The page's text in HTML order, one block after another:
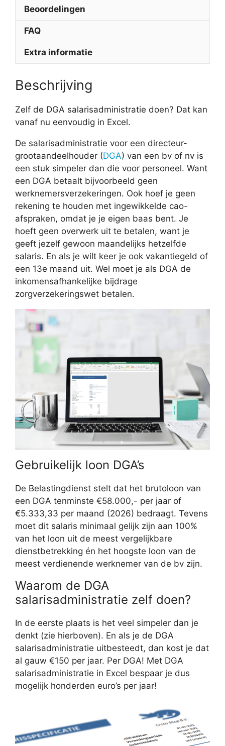
Beoordelingen
FAQ
Extra informatie
Beschrijving
Zelf de DGA salarisadministratie doen? Dat kan
vanaf nu eenvoudig in Excel.
De salarisadministratie voor een directeur-
grootaandeelhouder (DGA) van een bv of nv is
een stuk simpeler dan die voor personeel. Want
een DGA betaalt bijvoorbeeld geen
werknemersverzekeringen. Ook hoef je geen
rekening te houden met ingewikkelde cao-
afspraken, omdat je je eigen baas bent. Je
hoeft geen overwerk uit te betalen, want je
geeft jezelf gewoon maandelijks hetzelfde
salaris. En als je wilt keer je ook vakantiegeld of
een 13e maand uit. Wel moet je als DGA de
inkomensafhankelijke bijdrage
zorgverzekeringswet betalen.
Gebruikelijk loon DGA’s
De Belastingdienst stelt dat het brutoloon van
een DGA tenminste €58.000,- per jaar of
€5.333,33 per maand (2026) bedraagt. Tevens
moet dit salaris minimaal gelijk zijn aan 100%
van het loon uit de meest vergelijkbare
dienstbetrekking én het hoogste loon van de
meest verdienende werknemer van de bv zijn.
Waarom de DGA
salarisadministratie zelf doen?
In de eerste plaats is het veel simpeler dan je
denkt (zie hierboven). En als je de DGA
salarisadministratie uitbesteedt, dan kost je dat
al gauw €150 per jaar. Per DGA! Met DGA
salarisadministratie in Excel bespaar je dus
mogelijk honderden euro’s per jaar!